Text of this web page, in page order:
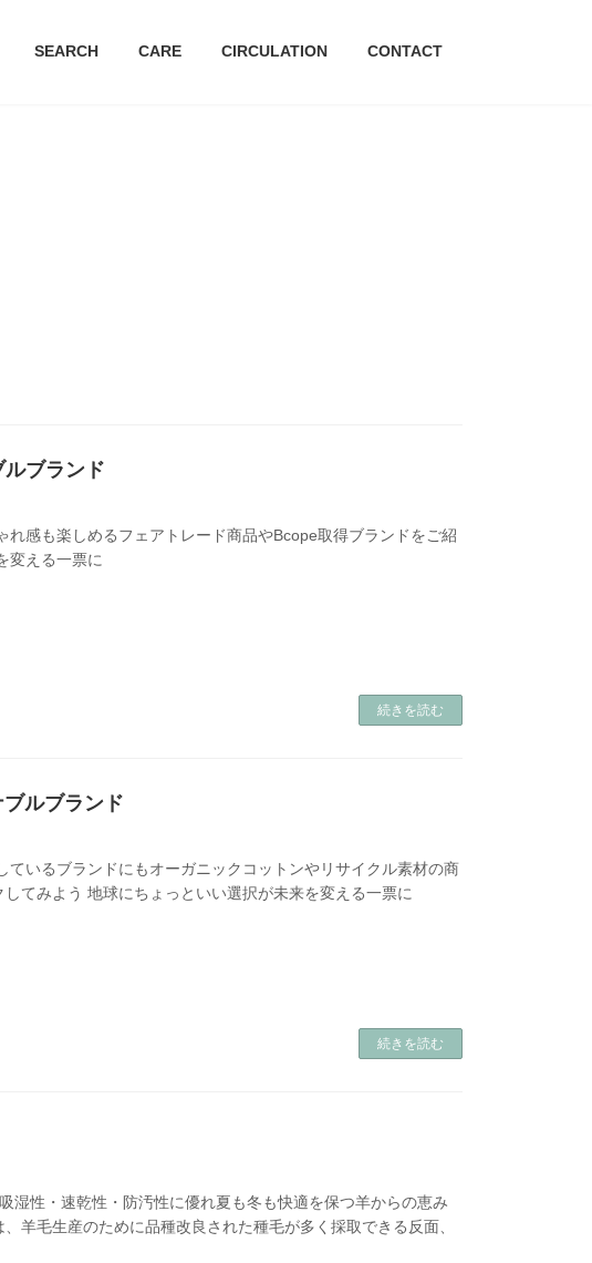
SEARCH CARE CIRCULATION CONTACT
ブランド
れ感も楽しめるフェアトレード商品やBcope取得ブランドをご紹
変える一票に
続きを読む
ルブランド
ているブランドにもオーガニックコットンやリサイクル素材の商
てみよう 地球にちょっといい選択が未来を変える一票に
続きを読む
湿性・速乾性・防汚性に優れ夏も冬も快適を保つ羊からの恵み
羊毛生産のために品種改良された種毛が多く採取できる反面、